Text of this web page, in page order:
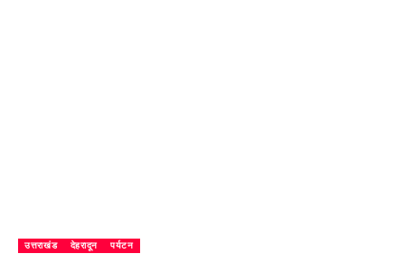
उत्तराखंड देहरादून पर्यटन